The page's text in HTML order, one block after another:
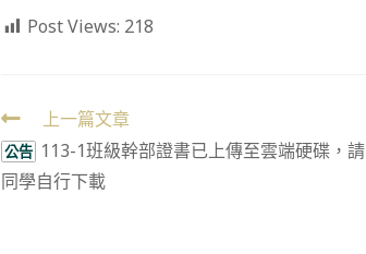
Post Views: 218
Read
more
articles
上一篇文章
公告 113-1班級幹部證書已上傳至雲端硬碟，請
同學自行下載